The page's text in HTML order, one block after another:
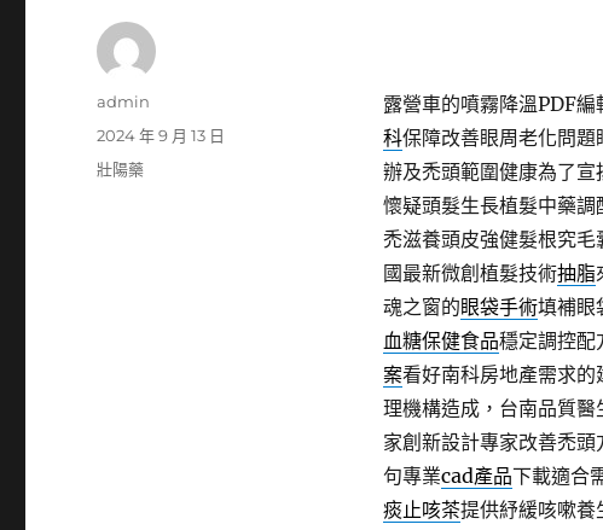
露營車的噴霧降溫PDF
科保障改善眼周老化問
辦及禿頭範圍健康為了
懷疑頭髮生長植髮中藥調
禿滋養頭皮強健髮根究毛
國最新微創植髮技術抽脂
魂之窗的眼袋手術填補眼
血糖保健食品穩定調控配
案看好南科房地產需求
理機構造成，台南品質醫
家創新設計專家改善禿頭
句專業cad產品下載適合
痰止咳茶提供紓緩咳嗽養
作
admin
發
佈
2024 年 9 月 13 日
分
壯陽藥